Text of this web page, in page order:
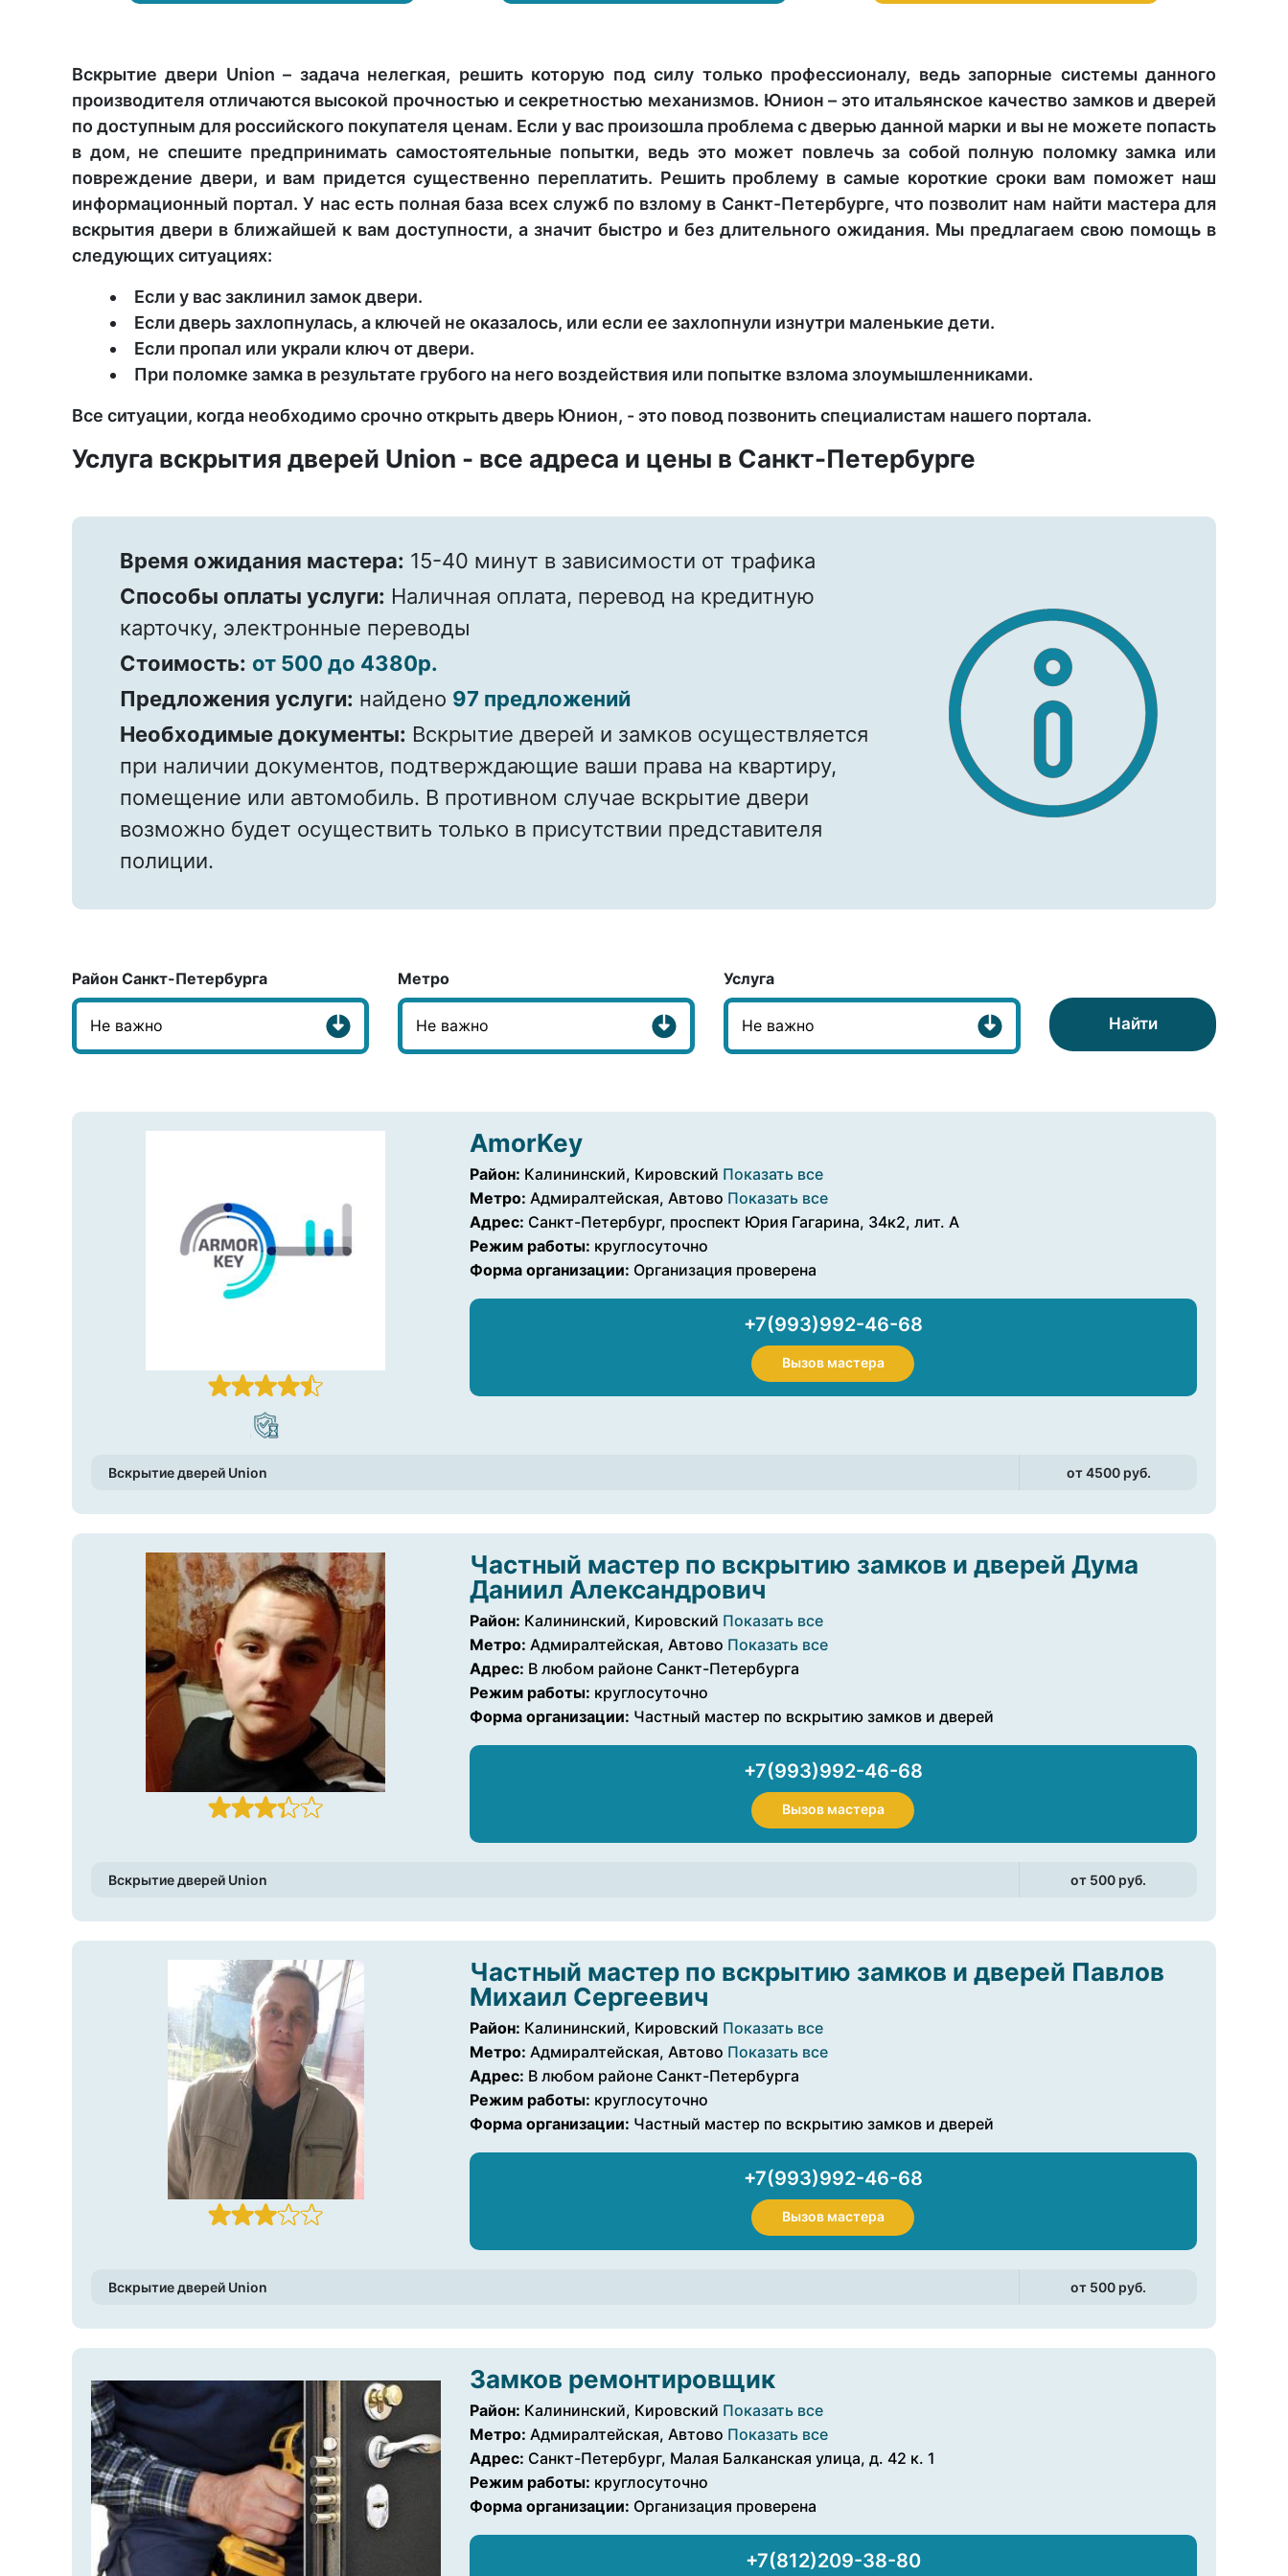
Вскрытие двери Union – задача нелегкая, решить которую под силу только профессионалу, ведь запорные системы данного
производителя отличаются высокой прочностью и секретностью механизмов. Юнион – это итальянское качество замков и дверей
по доступным для российского покупателя ценам. Если у вас произошла проблема с дверью данной марки и вы не можете попасть
в дом, не спешите предпринимать самостоятельные попытки, ведь это может повлечь за собой полную поломку замка или
повреждение двери, и вам придется существенно переплатить. Решить проблему в самые короткие сроки вам поможет наш
информационный портал. У нас есть полная база всех служб по взлому в Санкт-Петербурге, что позволит нам найти мастера для
вскрытия двери в ближайшей к вам доступности, а значит быстро и без длительного ожидания. Мы предлагаем свою помощь в
следующих ситуациях:
Если у вас заклинил замок двери.
Если дверь захлопнулась, а ключей не оказалось, или если ее захлопнули изнутри маленькие дети.
Если пропал или украли ключ от двери.
При поломке замка в результате грубого на него воздействия или попытке взлома злоумышленниками.
Все ситуации, когда необходимо срочно открыть дверь Юнион, - это повод позвонить специалистам нашего портала.
Услуга вскрытия дверей Union - все адреса и цены в Санкт-Петербурге
Время ожидания мастера: 15-40 минут в зависимости от трафика
Способы оплаты услуги: Наличная оплата, перевод на кредитную
карточку, электронные переводы
Стоимость: от 500 до 4380р.
Предложения услуги: найдено 97 предложений
Необходимые документы: Вскрытие дверей и замков осуществляется
при наличии документов, подтверждающие ваши права на квартиру,
помещение или автомобиль. В противном случае вскрытие двери
возможно будет осуществить только в присутствии представителя
полиции.
Район Санкт-Петербурга Метро Услуга
Найти
AmorKey
Район: Калининский, Кировский Показать все
Метро: Адмиралтейская, Автово Показать все
Адрес: Санкт-Петербург, проспект Юрия Гагарина, 34к2, лит. А
Режим работы: круглосуточно
Форма организации: Организация проверена
+7(993)992-46-68
Вызов мастера
Вскрытие дверей Union от 4500 pуб.
Частный мастер по вскрытию замков и дверей Дума
Даниил Александрович
Район: Калининский, Кировский Показать все
Метро: Адмиралтейская, Автово Показать все
Адрес: В любом районе Санкт-Петербурга
Режим работы: круглосуточно
Форма организации: Частный мастер по вскрытию замков и дверей
+7(993)992-46-68
Вызов мастера
Вскрытие дверей Union от 500 pуб.
Частный мастер по вскрытию замков и дверей Павлов
Михаил Сергеевич
Район: Калининский, Кировский Показать все
Метро: Адмиралтейская, Автово Показать все
Адрес: В любом районе Санкт-Петербурга
Режим работы: круглосуточно
Форма организации: Частный мастер по вскрытию замков и дверей
+7(993)992-46-68
Вызов мастера
Вскрытие дверей Union от 500 pуб.
Замков ремонтировщик
Район: Калининский, Кировский Показать все
Метро: Адмиралтейская, Автово Показать все
Адрес: Санкт-Петербург, Малая Балканская улица, д. 42 к. 1
Режим работы: круглосуточно
Форма организации: Организация проверена
+7(812)209-38-80